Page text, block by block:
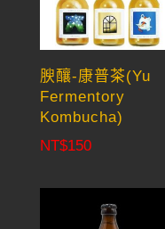
腴釀-康普茶(Yu
Fermentory
Kombucha)
NT$150